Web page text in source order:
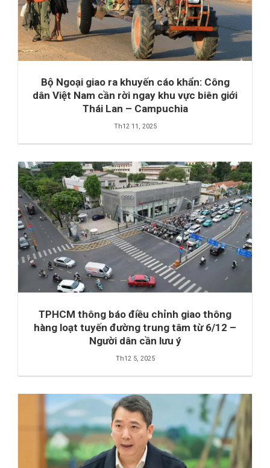
Bộ Ngoại giao ra khuyến cáo khẩn: Công
dân Việt Nam cần rời ngay khu vực biên giới
Thái Lan – Campuchia
Th12 11, 2025
TPHCM thông báo điều chỉnh giao thông
hàng loạt tuyến đường trung tâm từ 6/12 –
Người dân cần lưu ý
Th12 5, 2025